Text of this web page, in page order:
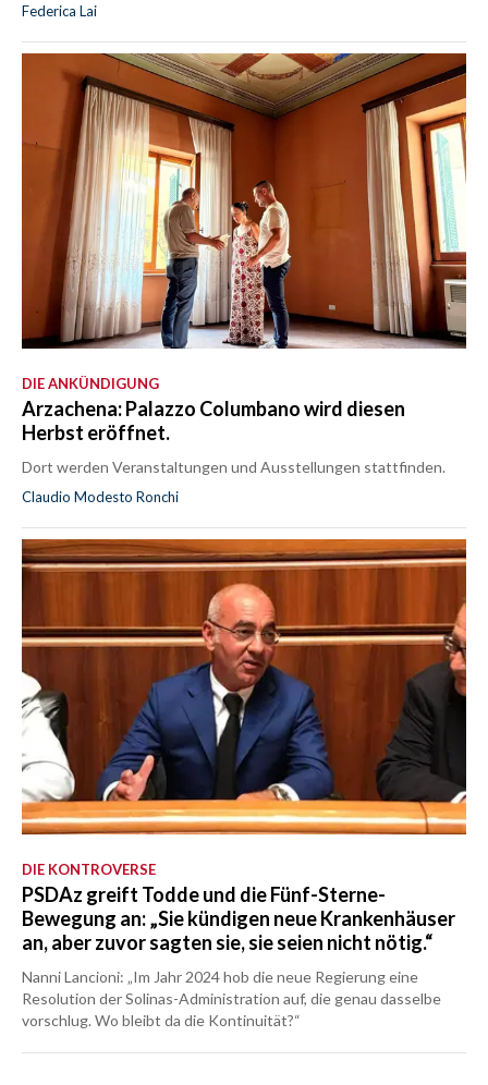
Federica Lai
DIE ANKÜNDIGUNG
Arzachena: Palazzo Columbano wird diesen
Herbst eröffnet.
Dort werden Veranstaltungen und Ausstellungen stattfinden.
Claudio Modesto Ronchi
DIE KONTROVERSE
PSDAz greift Todde und die Fünf-Sterne-
Bewegung an: „Sie kündigen neue Krankenhäuser
an, aber zuvor sagten sie, sie seien nicht nötig.“
Nanni Lancioni: „Im Jahr 2024 hob die neue Regierung eine
Resolution der Solinas-Administration auf, die genau dasselbe
vorschlug. Wo bleibt da die Kontinuität?“